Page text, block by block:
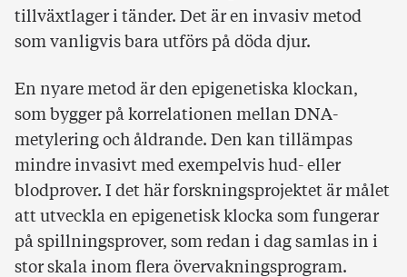
tillväxtlager i tänder. Det är en invasiv metod
som vanligvis bara utförs på döda djur.
En nyare metod är den epigenetiska klockan,
som bygger på korrelationen mellan DNA-
metylering och åldrande. Den kan tillämpas
mindre invasivt med exempelvis hud- eller
blodprover. I det här forskningsprojektet är målet
att utveckla en epigenetisk klocka som fungerar
på spillningsprover, som redan i dag samlas in i
stor skala inom flera övervakningsprogram.